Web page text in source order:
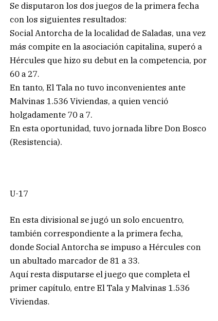
Se disputaron los dos juegos de la primera fecha
con los siguientes resultados:
Social Antorcha de la localidad de Saladas, una vez
más compite en la asociación capitalina, superó a
Hércules que hizo su debut en la competencia, por
60 a 27.
En tanto, El Tala no tuvo inconvenientes ante
Malvinas 1.536 Viviendas, a quien venció
holgadamente 70 a 7.
En esta oportunidad, tuvo jornada libre Don Bosco
(Resistencia).
U-17
En esta divisional se jugó un solo encuentro,
también correspondiente a la primera fecha,
donde Social Antorcha se impuso a Hércules con
un abultado marcador de 81 a 33.
Aquí resta disputarse el juego que completa el
primer capítulo, entre El Tala y Malvinas 1.536
Viviendas.